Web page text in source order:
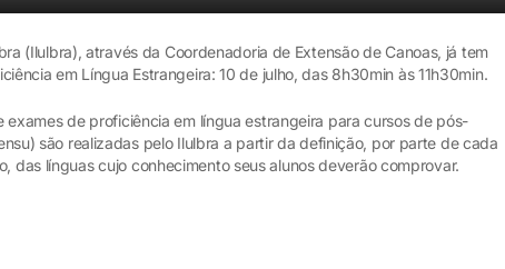
(Ilulbra), através da Coordenadoria de Extensão de Canoas, já tem
em Língua Estrangeira: 10 de julho, das 8h30min às 11h30min.
exames de proficiência em língua estrangeira para cursos de pós-
são realizadas pelo Ilulbra a partir da definição, por parte de cada
das línguas cujo conhecimento seus alunos deverão comprovar.